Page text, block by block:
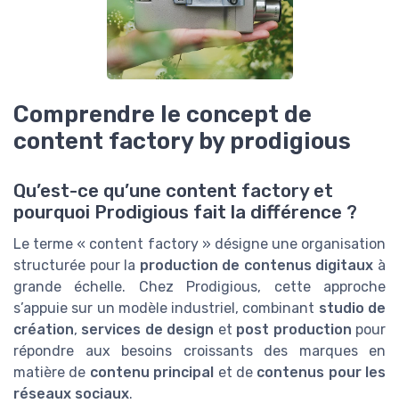
Comprendre le concept de
content factory by prodigious
Qu’est-ce qu’une content factory et
pourquoi Prodigious fait la différence ?
Le terme « content factory » désigne une organisation
structurée pour la production de contenus digitaux à
grande échelle. Chez Prodigious, cette approche
s’appuie sur un modèle industriel, combinant studio de
création, services de design et post production pour
répondre aux besoins croissants des marques en
matière de contenu principal et de contenus pour les
réseaux sociaux.